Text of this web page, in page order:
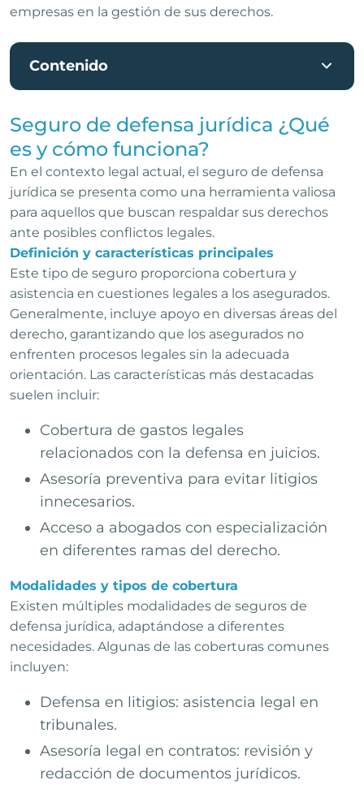
empresas en la gestión de sus derechos.
Contenido
Seguro de defensa jurídica ¿Qué
es y cómo funciona?
En el contexto legal actual, el seguro de defensa
jurídica se presenta como una herramienta valiosa
para aquellos que buscan respaldar sus derechos
ante posibles conflictos legales.
Definición y características principales
Este tipo de seguro proporciona cobertura y
asistencia en cuestiones legales a los asegurados.
Generalmente, incluye apoyo en diversas áreas del
derecho, garantizando que los asegurados no
enfrenten procesos legales sin la adecuada
orientación. Las características más destacadas
suelen incluir:
Cobertura de gastos legales
relacionados con la defensa en juicios.
Asesoría preventiva para evitar litigios
innecesarios.
Acceso a abogados con especialización
en diferentes ramas del derecho.
Modalidades y tipos de cobertura
Existen múltiples modalidades de seguros de
defensa jurídica, adaptándose a diferentes
necesidades. Algunas de las coberturas comunes
incluyen:
Defensa en litigios: asistencia legal en
tribunales.
Asesoría legal en contratos: revisión y
redacción de documentos jurídicos.